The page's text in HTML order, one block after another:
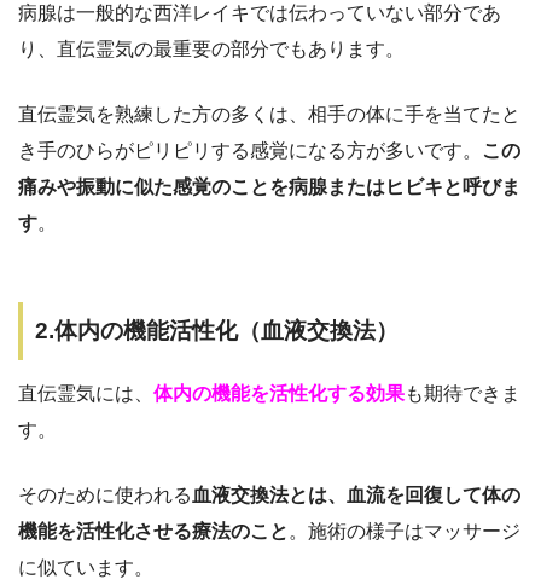
病腺は一般的な西洋レイキでは伝わっていない部分であ
り、直伝霊気の最重要の部分でもあります。
直伝霊気を熟練した方の多くは、相手の体に手を当てたと
き手のひらがピリピリする感覚になる方が多いです。
この
痛みや振動に似た感覚のことを病腺またはヒビキと呼びま
す。
2.体内の機能活性化（血液交換法）
直伝霊気には、 体内の機能を活性化する効果も期待できま
す。
そのために使われる 血液交換法とは、血流を回復して体の
機能を活性化させる療法のこと 。施術の様子はマッサージ
に似ています。